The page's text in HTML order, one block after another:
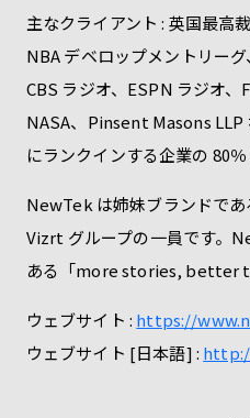
主なクライアント : 英国最高
NBA デベロップメントリー
CBS ラジオ、ESPN ラジオ、
NASA、Pinsent Masons LLP
にランクインする企業の 80％
NewTek は姉妹ブランドで
Vizrt グループの一員です。
ある「more stories, better
ウェブサイト : https://
ウェブサイト [日本語] :